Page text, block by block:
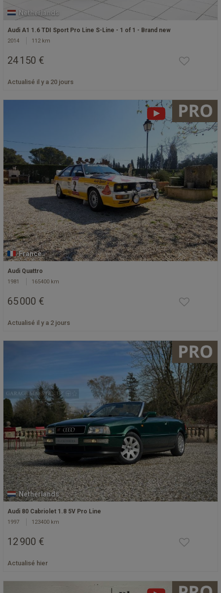
Netherlands
Audi A1 1.6 TDI Sport Pro Line S-Line - 1 of 1 - Brand new
2014 112 km
24 150 €
Actualisé il y a 20 jours
France
Audi Quattro
1981 165400 km
65 000 €
Actualisé il y a 2 jours
Netherlands
Audi 80 Cabriolet 1.8 5V Pro Line
1997 123400 km
12 900 €
Actualisé hier